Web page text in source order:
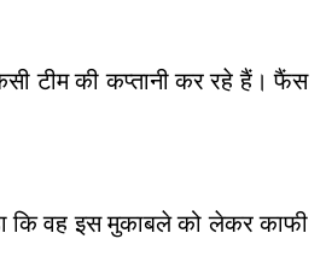
टीम की कप्तानी कर रहे हैं। फैंस
कि वह इस मुकाबले को लेकर काफी